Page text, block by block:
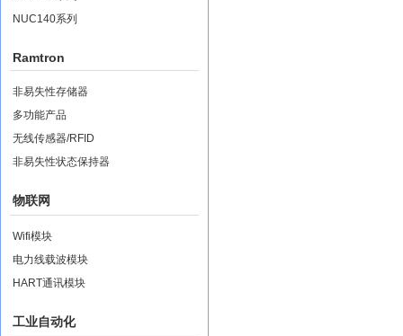
NUC140系列
Ramtron
非易失性存储器
多功能产品
无线传感器/RFID
非易失性状态保持器
物联网
Wifi模块
电力线载波模块
HART通讯模块
工业自动化